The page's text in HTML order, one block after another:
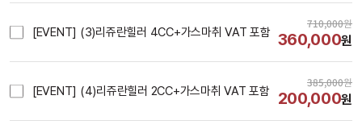
[EVENT] (3)리쥬란힐러 4CC+가스마취 VAT 포함
710,000원
360,000원
[EVENT] (4)리쥬란힐러 2CC+가스마취 VAT 포함
385,000원
200,000원